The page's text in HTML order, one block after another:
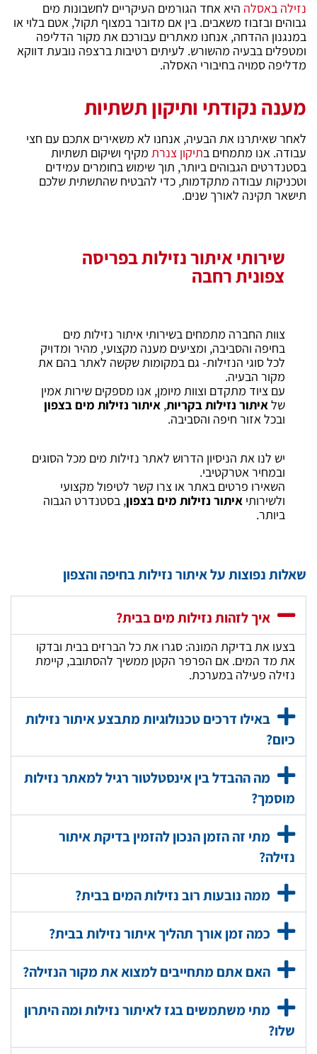
נזילה באסלה היא אחד הגורמים העיקריים לחשבונות מים
גבוהים ובזבוז משאבים. בין אם מדובר במצוף תקול, אטם בלוי או
במנגנון ההדחה, אנחנו מאתרים עבורכם את מקור הדליפה
ומטפלים בבעיה מהשורש. לעיתים רטיבות ברצפה נובעת דווקא
מדליפה סמויה בחיבורי האסלה.
מענה נקודתי ותיקון תשתיות
לאחר שאיתרנו את הבעיה, אנחנו לא משאירים אתכם עם חצי
עבודה. אנו מתמחים בתיקון צנרת מקיף ושיקום תשתיות
בסטנדרטים הגבוהים ביותר, תוך שימוש בחומרים עמידים
וטכניקות עבודה מתקדמות, כדי להבטיח שהתשתית שלכם
תישאר תקינה לאורך שנים.
שירותי איתור נזילות בפריסה
צפונית רחבה
צוות החברה מתמחים בשירותי איתור נזילות מים
בחיפה והסביבה, ומציעים מענה מקצועי, מהיר ומדויק
לכל סוגי הנזילות- גם במקומות שקשה לאתר בהם את
מקור הבעיה.
עם ציוד מתקדם וצוות מיומן, אנו מספקים שירות אמין
שלאיתור נזילות בקריות, איתור נזילות מים בצפון
ובכל אזור חיפה והסביבה.
יש לנו את הניסיון הדרוש לאתר נזילות מים מכל הסוגים
ובמחיר אטרקטיבי.
השאירו פרטים באתר או צרו קשר לטיפול מקצועי
ולשירותי איתור נזילות מים בצפון, בסטנדרט הגבוה
ביותר.
שאלות נפוצות על איתור נזילות בחיפה והצפון
איך לזהות נזילות מים בבית?
בצעו את בדיקת המונה: סגרו את כל הברזים בבית ובדקו
את מד המים. אם הפרפר הקטן ממשיך להסתובב, קיימת
נזילה פעילה במערכת.
באילו דרכים טכנולוגיות מתבצע איתור נזילות
כיום?
מה ההבדל בין אינסטלטור רגיל למאתר נזילות
מוסמך?
מתי זה הזמן הנכון להזמין בדיקת איתור
נזילה?
ממה נובעות רוב נזילות המים בבית?
כמה זמן אורך תהליך איתור נזילות בבית?
האם אתם מתחייבים למצוא את מקור הנזילה?
מתי משתמשים בגז לאיתור נזילות ומה היתרון
שלו?